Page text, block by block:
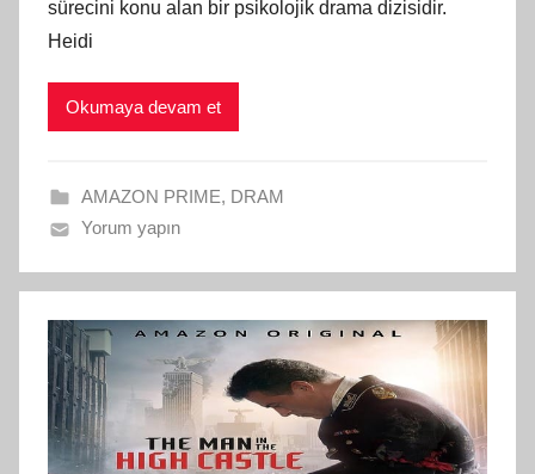
sürecini konu alan bir psikolojik drama dizisidir.
Heidi
Okumaya devam et
AMAZON PRIME, DRAM
Yorum yapın